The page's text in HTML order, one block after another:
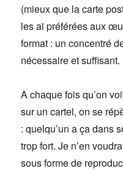
(mieux que la carte
les ai préférées aux
format : un concentré
nécessaire et suffisant.
A chaque fois qu’on
sur un cartel, on se
: quelqu’un a ça dans
trop fort. Je n’en
sous forme de